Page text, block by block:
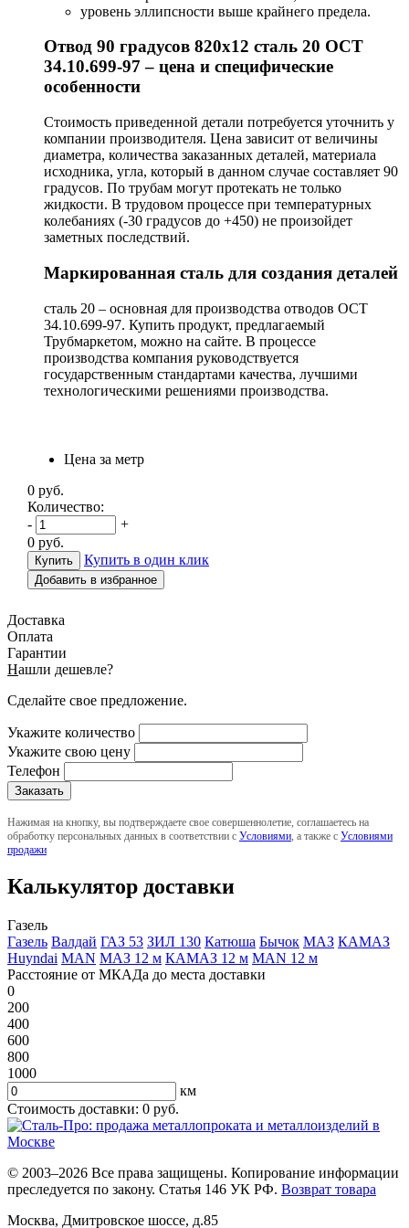
уровень эллипсности выше крайнего предела.
Отвод 90 градусов 820х12 сталь 20 ОСТ
34.10.699-97 – цена и специфические
особенности
Стоимость приведенной детали потребуется уточнить у
компании производителя. Цена зависит от величины
диаметра, количества заказанных деталей, материала
исходника, угла, который в данном случае составляет 90
градусов. По трубам могут протекать не только
жидкости. В трудовом процессе при температурных
колебаниях (-30 градусов до +450) не произойдет
заметных последствий.
Маркированная сталь для создания деталей
сталь 20 – основная для производства отводов ОСТ
34.10.699-97. Купить продукт, предлагаемый
Трубмаркетом, можно на сайте. В процессе
производства компания руководствуется
государственным стандартами качества, лучшими
технологическими решениями производства.
Цена за метр
0 руб.
Количество:
-
+
0 руб.
Купить в один клик
Добавить в избранное
Доставка
Оплата
Гарантии
Нашли дешевле?
Сделайте свое предложение.
Укажите количество
Укажите свою цену
Телефон
Нажимая на кнопку, вы подтверждаете свое совершеннолетие, соглашаетесь на
обработку персональных данных в соответствии с Условиями , а также с Условиями
продажи
Калькулятор доставки
Газель
Газель Валдай ГАЗ 53 ЗИЛ 130 Катюша Бычок МАЗ КАМАЗ
Huyndai MAN МАЗ 12 м КАМАЗ 12 м MAN 12 м
Расстояние от МКАДа до места доставки
0
200
400
600
800
1000
км
Стоимость доставки: 0 руб.
© 2003–2026 Все права защищены. Копирование информации
преследуется по закону. Статья 146 УК РФ. Возврат товара
Москва, Дмитровское шоссе, д.85